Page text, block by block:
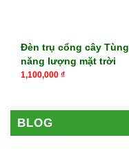
Đèn trụ cổng cây Tùng
năng lượng mặt trời
1,100,000 ₫
BLOG